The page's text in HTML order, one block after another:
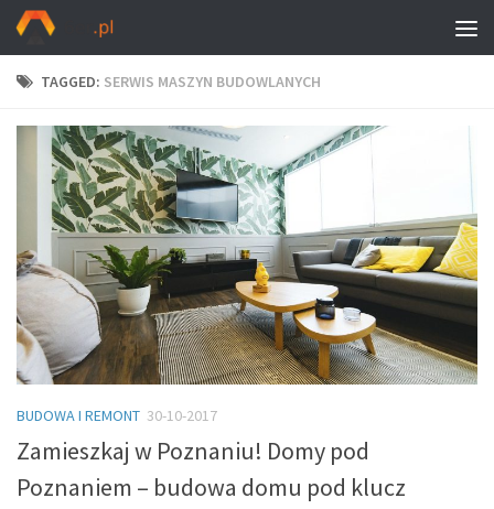
TAGGED: SERWIS MASZYN BUDOWLANYCH
BUDOWA I REMONT 30-10-2017
Zamieszkaj w Poznaniu! Domy pod
Poznaniem – budowa domu pod klucz